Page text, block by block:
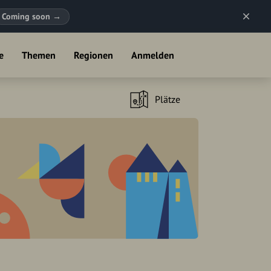
Coming soon →
Themen Regionen Anmelden
Plätze